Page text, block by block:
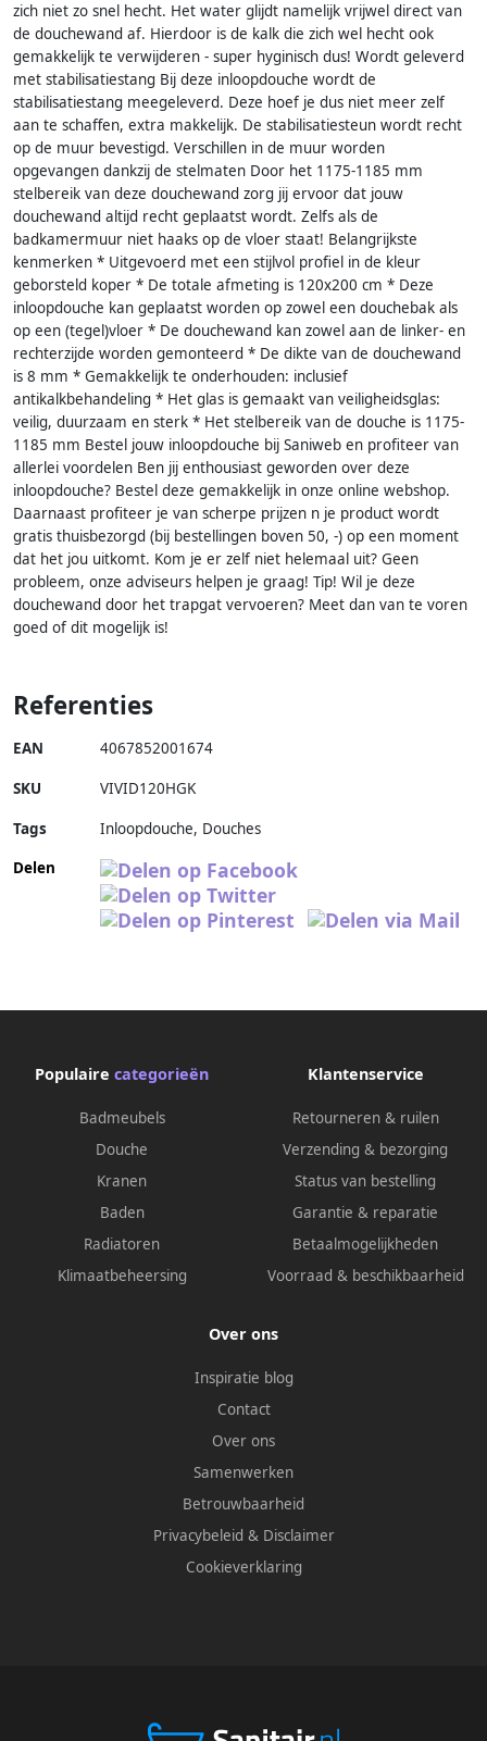
zich niet zo snel hecht. Het water glijdt namelijk vrijwel direct van
de douchewand af. Hierdoor is de kalk die zich wel hecht ook
gemakkelijk te verwijderen - super hyginisch dus! Wordt geleverd
met stabilisatiestang Bij deze inloopdouche wordt de
stabilisatiestang meegeleverd. Deze hoef je dus niet meer zelf
aan te schaffen, extra makkelijk. De stabilisatiesteun wordt recht
op de muur bevestigd. Verschillen in de muur worden
opgevangen dankzij de stelmaten Door het 1175-1185 mm
stelbereik van deze douchewand zorg jij ervoor dat jouw
douchewand altijd recht geplaatst wordt. Zelfs als de
badkamermuur niet haaks op de vloer staat! Belangrijkste
kenmerken * Uitgevoerd met een stijlvol profiel in de kleur
geborsteld koper * De totale afmeting is 120x200 cm * Deze
inloopdouche kan geplaatst worden op zowel een douchebak als
op een (tegel)vloer * De douchewand kan zowel aan de linker- en
rechterzijde worden gemonteerd * De dikte van de douchewand
is 8 mm * Gemakkelijk te onderhouden: inclusief
antikalkbehandeling * Het glas is gemaakt van veiligheidsglas:
veilig, duurzaam en sterk * Het stelbereik van de douche is 1175-
1185 mm Bestel jouw inloopdouche bij Saniweb en profiteer van
allerlei voordelen Ben jij enthousiast geworden over deze
inloopdouche? Bestel deze gemakkelijk in onze online webshop.
Daarnaast profiteer je van scherpe prijzen n je product wordt
gratis thuisbezorgd (bij bestellingen boven 50, -) op een moment
dat het jou uitkomt. Kom je er zelf niet helemaal uit? Geen
probleem, onze adviseurs helpen je graag! Tip! Wil je deze
douchewand door het trapgat vervoeren? Meet dan van te voren
goed of dit mogelijk is!
Referenties
EAN 4067852001674
SKU VIVID120HGK
Tags
Inloopdouche, Douches
Delen
Populaire categorieën
Badmeubels
Douche
Kranen
Baden
Radiatoren
Klimaatbeheersing
Klantenservice
Retourneren & ruilen
Verzending & bezorging
Status van bestelling
Garantie & reparatie
Betaalmogelijkheden
Voorraad & beschikbaarheid
Over ons
Inspiratie blog
Contact
Over ons
Samenwerken
Betrouwbaarheid
Privacybeleid & Disclaimer
Cookieverklaring